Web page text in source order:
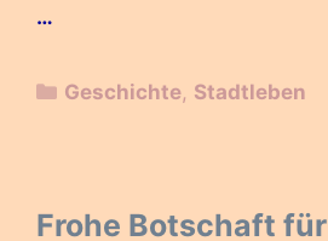
…
Kategorien
Geschichte, Stadtleben
Frohe Botschaft